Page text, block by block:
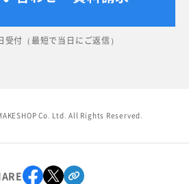
付（最短で当日にご返信）
Co. Ltd. All Rights Reserved.